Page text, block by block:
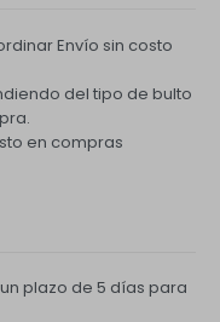
Envío sin costo
del tipo de bulto
en compras
plazo de 5 días para